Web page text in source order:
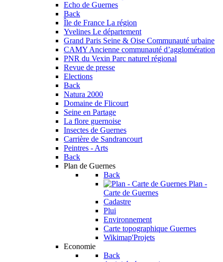
Echo de Guernes
Back
Île de France La région
Yvelines Le département
Grand Paris Seine & Oise Communauté urbaine
CAMY Ancienne communauté d’agglomération
PNR du Vexin Parc naturel régional
Revue de presse
Elections
Back
Natura 2000
Domaine de Flicourt
Seine en Partage
La flore guernoise
Insectes de Guernes
Carrière de Sandrancourt
Peintres - Arts
Back
Plan de Guernes
Back
Plan -
Carte de Guernes
Cadastre
Plui
Environnement
Carte topographique Guernes
Wikimap'Projets
Economie
Back